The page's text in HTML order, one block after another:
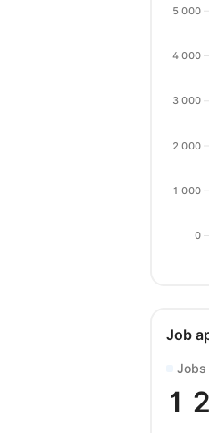
0
1 000
2 000
3 000
4 000
5 000
Job
Jobs
1